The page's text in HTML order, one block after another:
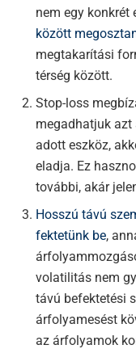
nem egy konkrét
között
megtakarítási
térség között.
Stop-loss
megadhatjuk azt
adott eszköz,
eladja. Ez
további, akár
Hosszú távú
fektetünk be,
volatilitás nem
távú befektetési
árfolyamesést
az árfolyamok